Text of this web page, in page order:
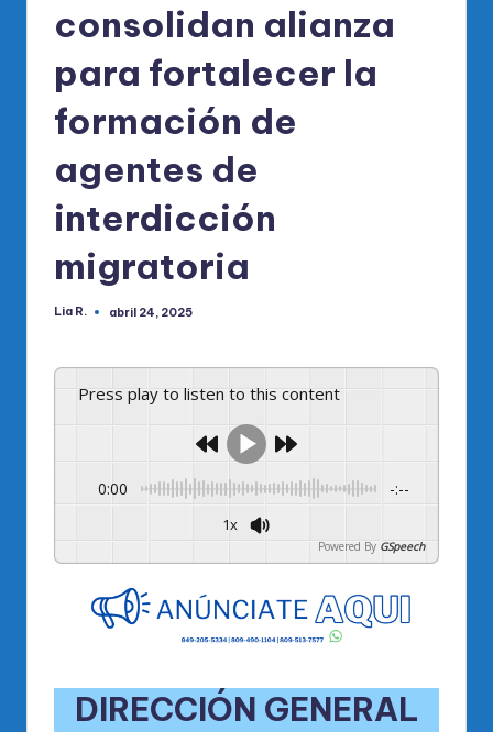
consolidan alianza
para fortalecer la
formación de
agentes de
interdicción
migratoria
Publicado
Lia R. abril 24, 2025
Press play to listen to this content
0:00 -:--
1x
Powered By GSpeech
DIRECCIÓN GENERAL